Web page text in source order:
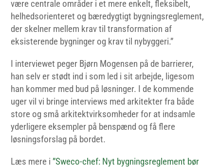
være centrale områder i et mere enkelt, fleksibelt,
helhedsorienteret og bæredygtigt bygningsreglement,
der skelner mellem krav til transformation af
eksisterende bygninger og krav til nybyggeri.”
I interviewet peger Bjørn Mogensen på de barrierer,
han selv er stødt ind i som led i sit arbejde, ligesom
han kommer med bud på løsninger. I de kommende
uger vil vi bringe interviews med arkitekter fra både
store og små arkitektvirksomheder for at indsamle
yderligere eksempler på benspænd og få flere
løsningsforslag på bordet.
Læs mere i”Sweco-chef: Nyt bygningsreglement bør